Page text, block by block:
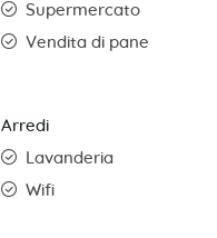
Supermercato
Vendita di pane
Arredi
Lavanderia
Wifi